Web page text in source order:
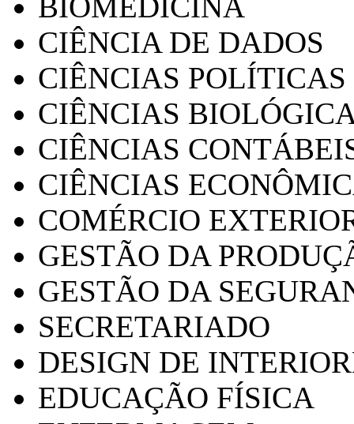
CIÊNCIA DE DADOS
CIÊNCIAS POLÍTICAS
CIÊNCIAS
CIÊNCIAS
CIÊNCIAS
COMÉRCIO
GESTÃO DA
GESTÃO DA
SECRETARIADO
DESIGN DE
EDUCAÇÃO FÍSICA